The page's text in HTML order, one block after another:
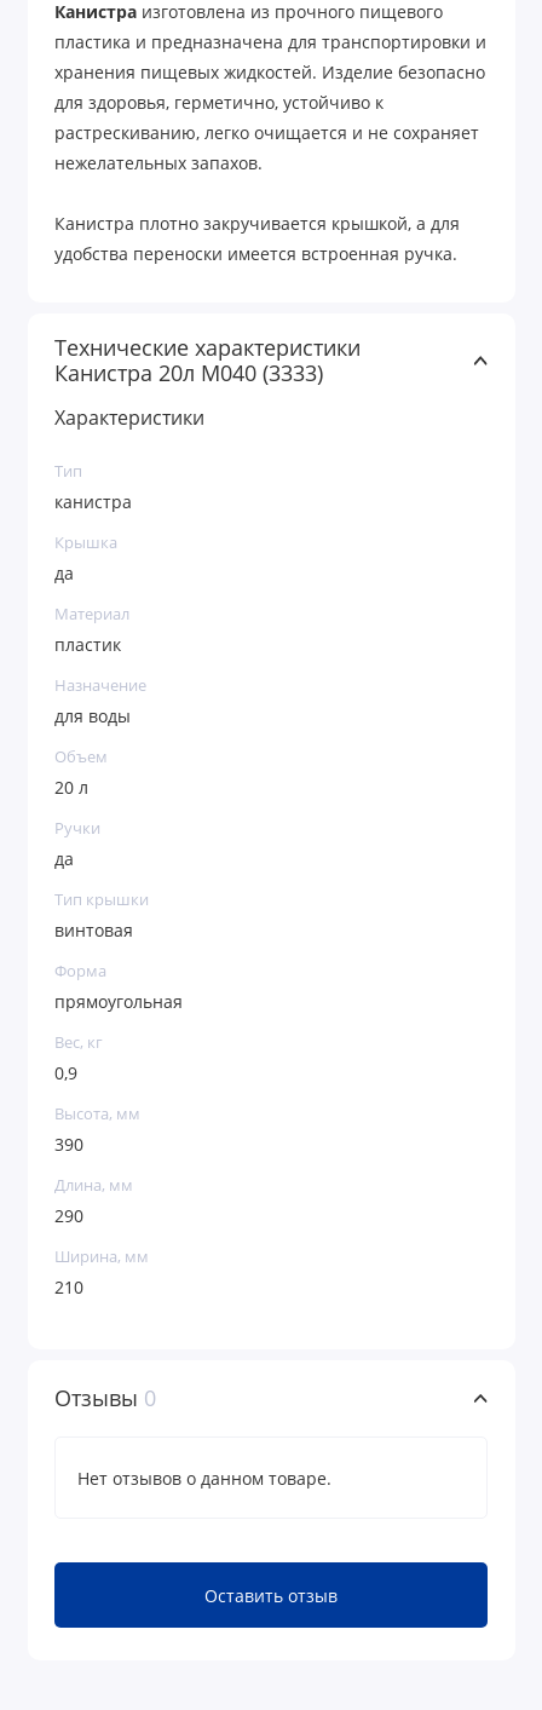
Канистра изготовлена из прочного пищевого
пластика и предназначена для транспортировки и
хранения пищевых жидкостей. Изделие безопасно
для здоровья, герметично, устойчиво к
растрескиванию, легко очищается и не сохраняет
нежелательных запахов.
Канистра плотно закручивается крышкой, а для
удобства переноски имеется встроенная ручка.
Технические характеристики
Канистра 20л М040 (3333)
Характеристики
Тип
канистра
Крышка
да
Материал
пластик
Назначение
для воды
Объем
20 л
Ручки
да
Тип крышки
винтовая
Форма
прямоугольная
Вес, кг
0,9
Высота, мм
390
Длина, мм
290
Ширина, мм
210
Отзывы 0
Нет отзывов о данном товаре.
Оставить отзыв